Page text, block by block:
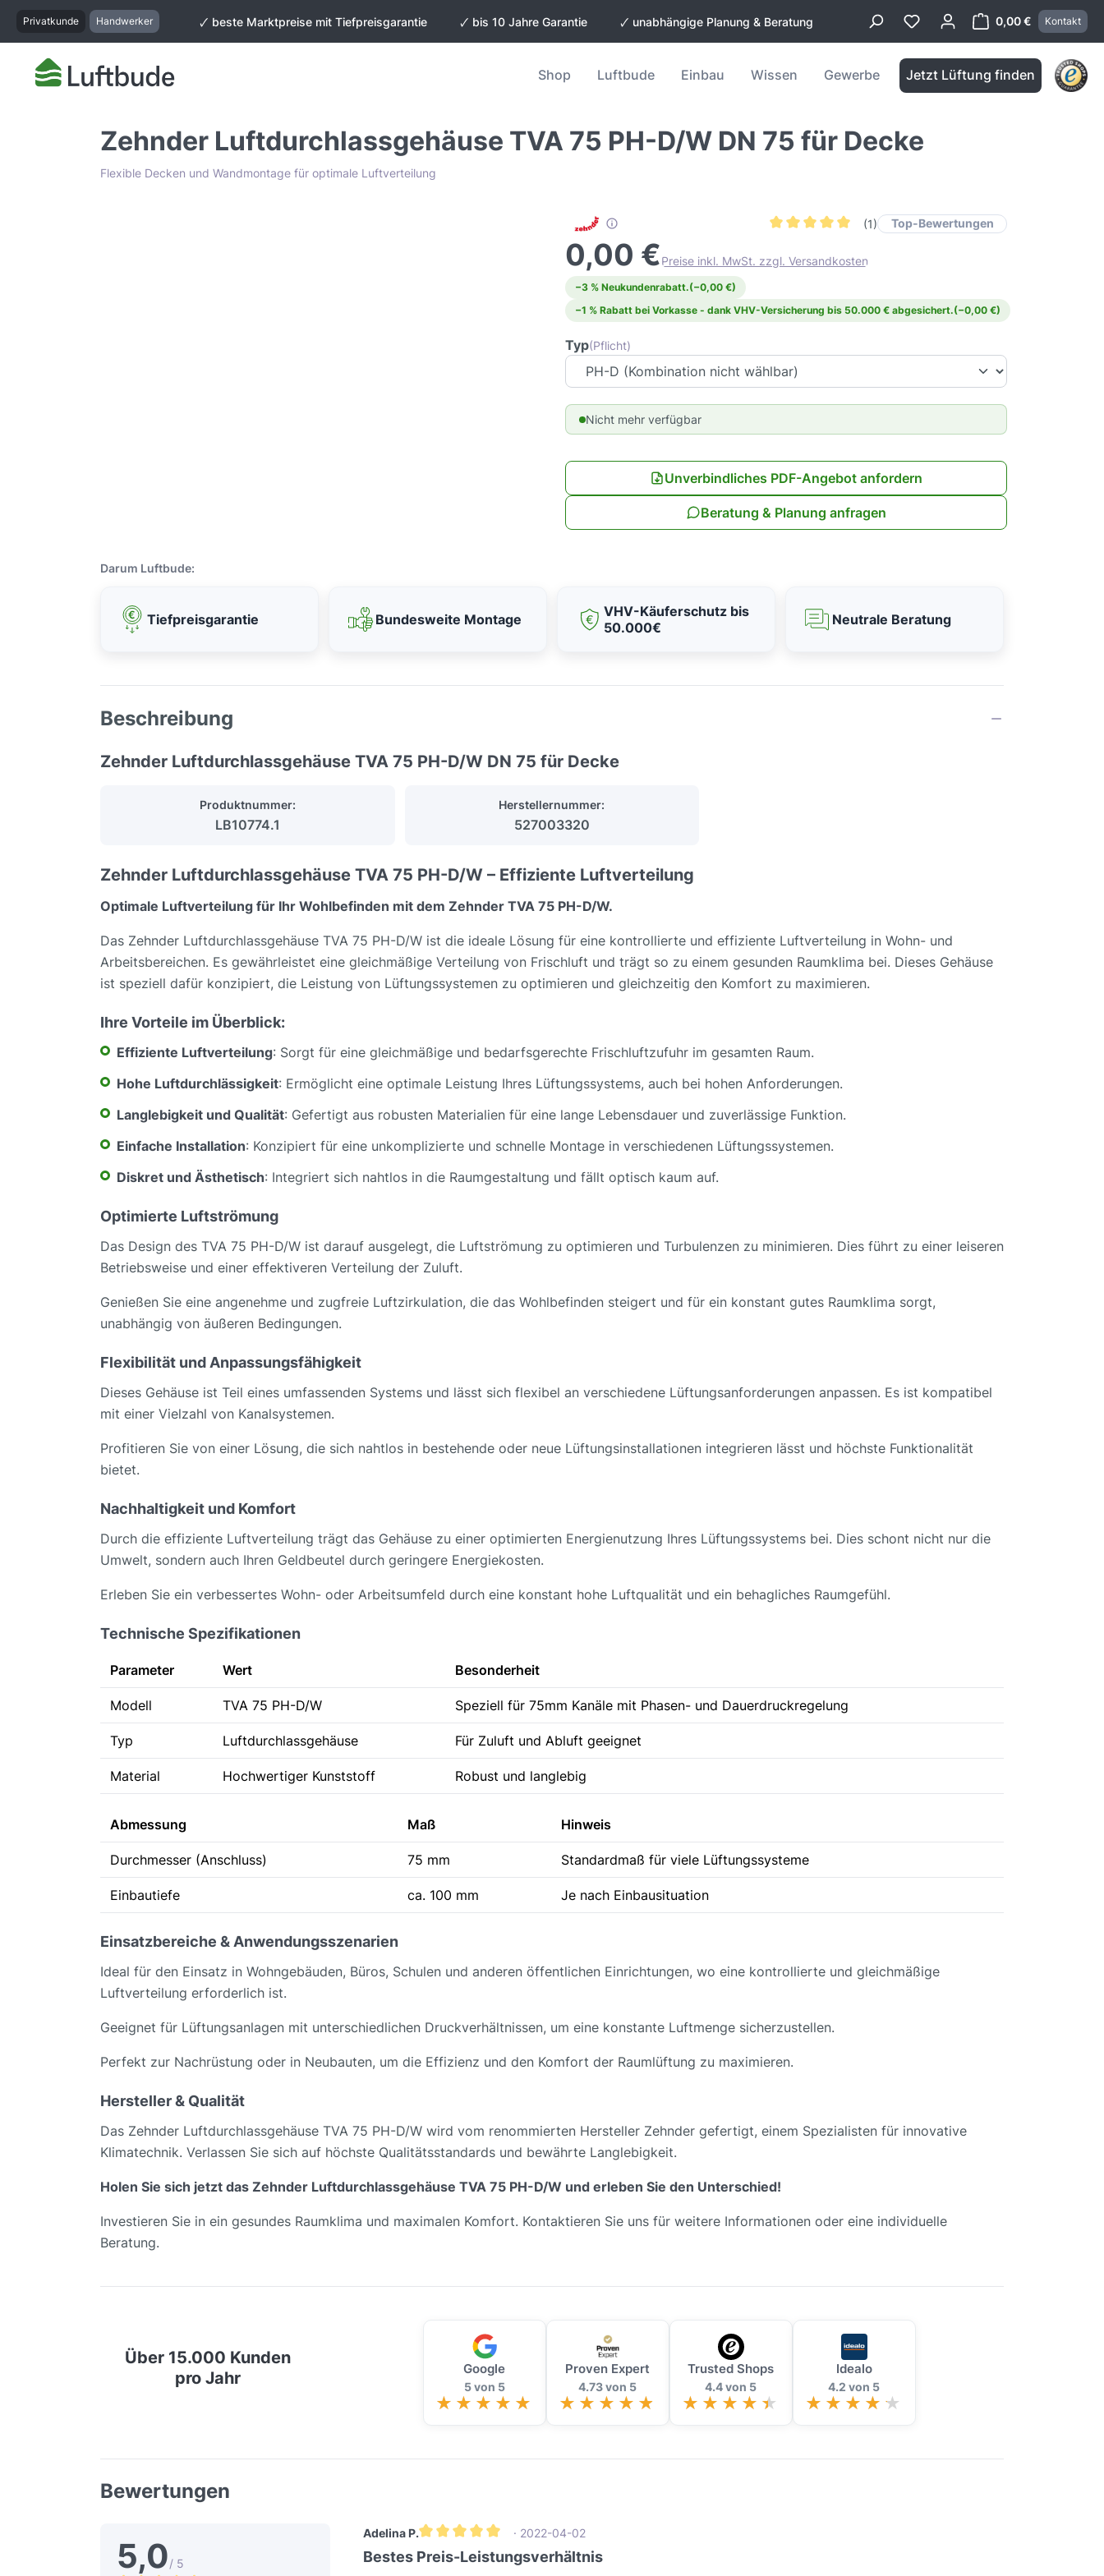
Zur Hauptnavigation springen
Privatkunde Handwerker 🗸 beste Marktpreise mit Tiefpreisgarantie 🗸 bis 10 Jahre Garantie 🗸 unabhängige Planung & Beratung 0,00 €
Warenkorb
Kontakt
Shop Luftbude Einbau Wissen Gewerbe Jetzt Lüftung finden
Zehnder Luftdurchlassgehäuse TVA 75 PH-D/W DN 75 für Decke
Flexible Decken und Wandmontage für optimale Luftverteilung
(1) Top-Bewertungen
0,00 €Preise inkl. MwSt. zzgl. Versandkosten
−3 % Neukundenrabatt.(−0,00 €)
−1 % Rabatt bei Vorkasse - dank VHV-Versicherung bis 50.000 € abgesichert.(−0,00 €)
Typ(Pflicht)
Nicht mehr verfügbar
Unverbindliches PDF-Angebot anfordern
Beratung & Planung anfragen
Darum Luftbude:
Tiefpreisgarantie Bundesweite Montage
VHV-Käuferschutz bis
50.000€
Neutrale Beratung
Beschreibung
Zehnder Luftdurchlassgehäuse TVA 75 PH-D/W DN 75 für Decke
Produktnummer:
LB10774.1
Herstellernummer:
527003320
Zehnder Luftdurchlassgehäuse TVA 75 PH-D/W – Effiziente Luftverteilung
Optimale Luftverteilung für Ihr Wohlbefinden mit dem Zehnder TVA 75 PH-D/W.
Das Zehnder Luftdurchlassgehäuse TVA 75 PH-D/W ist die ideale Lösung für eine kontrollierte und effiziente Luftverteilung in Wohn- und
Arbeitsbereichen. Es gewährleistet eine gleichmäßige Verteilung von Frischluft und trägt so zu einem gesunden Raumklima bei. Dieses Gehäuse
ist speziell dafür konzipiert, die Leistung von Lüftungssystemen zu optimieren und gleichzeitig den Komfort zu maximieren.
Ihre Vorteile im Überblick:
Effiziente Luftverteilung: Sorgt für eine gleichmäßige und bedarfsgerechte Frischluftzufuhr im gesamten Raum.
Hohe Luftdurchlässigkeit: Ermöglicht eine optimale Leistung Ihres Lüftungssystems, auch bei hohen Anforderungen.
Langlebigkeit und Qualität: Gefertigt aus robusten Materialien für eine lange Lebensdauer und zuverlässige Funktion.
Einfache Installation: Konzipiert für eine unkomplizierte und schnelle Montage in verschiedenen Lüftungssystemen.
Diskret und Ästhetisch: Integriert sich nahtlos in die Raumgestaltung und fällt optisch kaum auf.
Optimierte Luftströmung
Das Design des TVA 75 PH-D/W ist darauf ausgelegt, die Luftströmung zu optimieren und Turbulenzen zu minimieren. Dies führt zu einer leiseren
Betriebsweise und einer effektiveren Verteilung der Zuluft.
Genießen Sie eine angenehme und zugfreie Luftzirkulation, die das Wohlbefinden steigert und für ein konstant gutes Raumklima sorgt,
unabhängig von äußeren Bedingungen.
Flexibilität und Anpassungsfähigkeit
Dieses Gehäuse ist Teil eines umfassenden Systems und lässt sich flexibel an verschiedene Lüftungsanforderungen anpassen. Es ist kompatibel
mit einer Vielzahl von Kanalsystemen.
Profitieren Sie von einer Lösung, die sich nahtlos in bestehende oder neue Lüftungsinstallationen integrieren lässt und höchste Funktionalität
bietet.
Nachhaltigkeit und Komfort
Durch die effiziente Luftverteilung trägt das Gehäuse zu einer optimierten Energienutzung Ihres Lüftungssystems bei. Dies schont nicht nur die
Umwelt, sondern auch Ihren Geldbeutel durch geringere Energiekosten.
Erleben Sie ein verbessertes Wohn- oder Arbeitsumfeld durch eine konstant hohe Luftqualität und ein behagliches Raumgefühl.
Technische Spezifikationen
Parameter Wert Besonderheit
Modell TVA 75 PH-D/W Speziell für 75mm Kanäle mit Phasen- und Dauerdruckregelung
Typ Luftdurchlassgehäuse Für Zuluft und Abluft geeignet
Material Hochwertiger Kunststoff Robust und langlebig
Abmessung Maß Hinweis
Durchmesser (Anschluss) 75 mm Standardmaß für viele Lüftungssysteme
Einbautiefe ca. 100 mm Je nach Einbausituation
Einsatzbereiche & Anwendungsszenarien
Ideal für den Einsatz in Wohngebäuden, Büros, Schulen und anderen öffentlichen Einrichtungen, wo eine kontrollierte und gleichmäßige
Luftverteilung erforderlich ist.
Geeignet für Lüftungsanlagen mit unterschiedlichen Druckverhältnissen, um eine konstante Luftmenge sicherzustellen.
Perfekt zur Nachrüstung oder in Neubauten, um die Effizienz und den Komfort der Raumlüftung zu maximieren.
Hersteller & Qualität
Das Zehnder Luftdurchlassgehäuse TVA 75 PH-D/W wird vom renommierten Hersteller Zehnder gefertigt, einem Spezialisten für innovative
Klimatechnik. Verlassen Sie sich auf höchste Qualitätsstandards und bewährte Langlebigkeit.
Holen Sie sich jetzt das Zehnder Luftdurchlassgehäuse TVA 75 PH-D/W und erleben Sie den Unterschied!
Investieren Sie in ein gesundes Raumklima und maximalen Komfort. Kontaktieren Sie uns für weitere Informationen oder eine individuelle
Beratung.
Über 15.000 Kunden
pro Jahr
Google
5 von 5
Proven Expert
4.73 von 5
Trusted Shops
4.4 von 5
Idealo
4.2 von 5
Bewertungen
5,0/ 5
Adelina P.
Durchschnittliche Bewertung von 5 von 5 Sternen
· 2022-04-02
Bestes Preis-Leistungsverhältnis